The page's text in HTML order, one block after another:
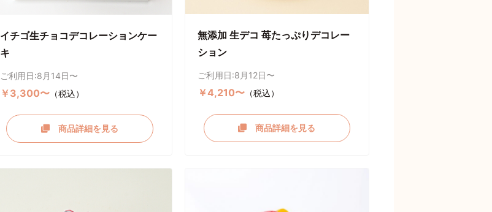
イチゴ生チョコデコレーションケー
キ
ご利用日:8月14日〜
￥3,300〜 （税込）
商品詳細を見る
無添加 生デコ 苺たっぷりデコレー
ション
ご利用日:8月12日〜
￥4,210〜（税込）
商品詳細を見る